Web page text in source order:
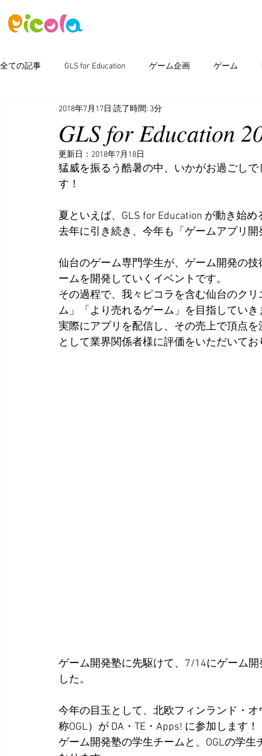
全ての記事 GLS for Education ゲーム企画 ゲーム
ピコラボ08號講座 Photoshop
GLS for Education
2018年7月17日 読了時間: 3分
更新日： 2018年7月18日
猛威を振るう酷暑の中、いかがお過ごし
す！
夏といえば、GLS for Education が動き始
去年に引き続き、今年も「ゲームアプリ
仙台のゲーム専門学生が、ゲーム開発の
ームを開発していくイベントです。
その過程で、我々ピコラを含む仙台のク
ム」「より売れるゲーム」を目指していき
実際にアプリを配信し、その売上で頂点
として業界関係者様に評価をいただいてお
ゲーム開発塾に先駆けて、7/14にゲーム
した。
今年の目玉として、北欧フィンランド・
称OGL）が DA・TE・Apps! に参加します！
ゲーム開発塾の学生チームと、OGLの学